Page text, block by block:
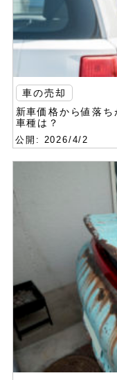
車の売却
新車価格から値落
車種は？
公開: 2026/4/2